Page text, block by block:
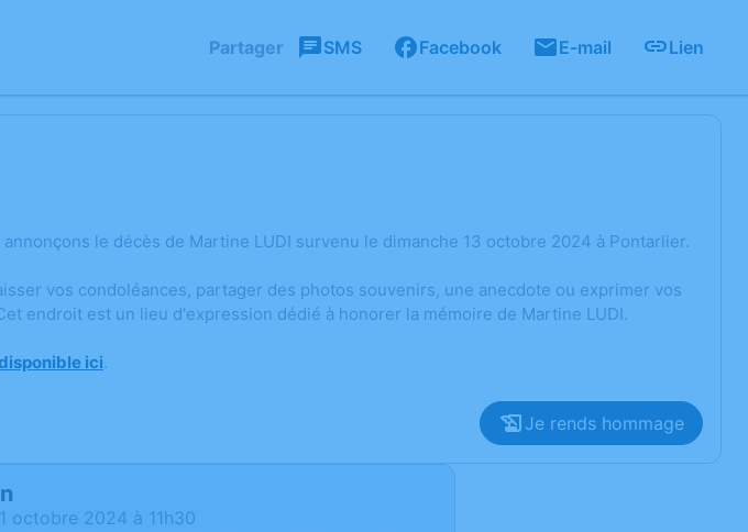
Partager SMS Facebook E-mail Lien
le décès de Martine LUDI survenu le dimanche 13 octobre 2024 à Pontarlier.
vos condoléances, partager des photos souvenirs, une anecdote ou exprimer vos
endroit est un lieu d'expression dédié à honorer la mémoire de Martine LUDI.
ici.
Je rends hommage
octobre 2024 à 11h30